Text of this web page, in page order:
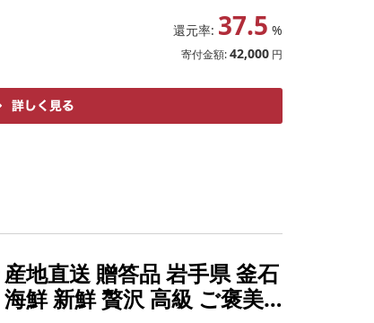
還元率: 37.5 %
寄付金額:42,000 円
地直送 贈答品 岩手県 釜石
鮮 新鮮 贅沢 高級 ご褒美